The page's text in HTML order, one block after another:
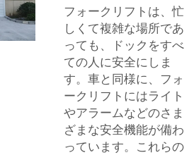
フォークリフトは、忙
しくて複雑な場所であ
っても、ドックをすべ
ての人に安全にしま
す。車と同様に、フォ
ークリフトにはライト
やアラームなどのさま
ざまな安全機能が備わ
っています。これらの